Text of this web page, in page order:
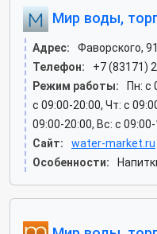
Мир воды,
Адрес:
Фаворского, 91
Телефон:
+7 (83171)
Режим работы:
Пн: c
c 09:00-20:00, Чт: c
09:00-20:00, Вс: c
Сайт:
water-market.ru
Особенности: